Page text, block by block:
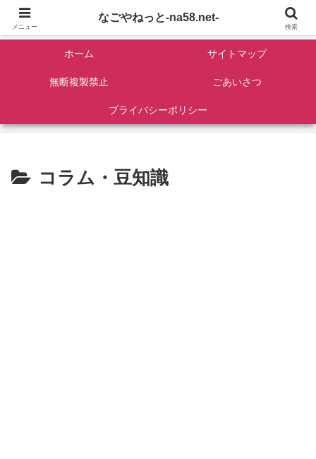
名古屋を中心に全国観光名所紹介/バンコンDIY/ゴロマル・よっちゃん夫婦のド
ホーム サイトマップ
無断複製禁止 ごあいさつ
プライバシーポリシー
コラム・豆知識
メニュー
なごやねっと-na58.net-
検索